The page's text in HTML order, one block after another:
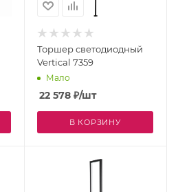
Торшер светодиодный
Vertical 7359
Мало
22 578₽/шт
В КОРЗИНУ